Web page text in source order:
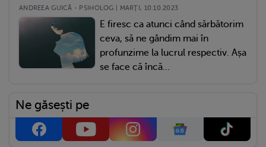
ANDREEA GUICĂ - PSIHOLOG | MARŢI, 10.10.2023
E firesc ca atunci când sărbătorim
ceva, să ne gândim mai în
profunzime la lucrul respectiv. Așa
se face că încă...
Ne găsești pe